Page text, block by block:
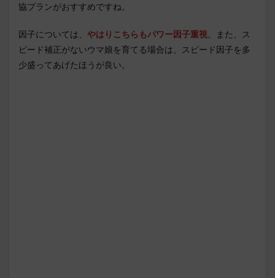
協プランがおすすめですね。
因子については、 やはりこちらもパワー因子重視。また、ス
ピード補正がないウマ娘を育てる場合は、スピード因子を多
少盛ってあげたほうが良い。